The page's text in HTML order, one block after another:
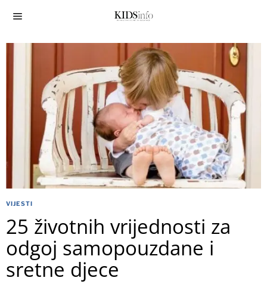
VIJESTI
25 životnih vrijednosti za
odgoj samopouzdane i
sretne djece